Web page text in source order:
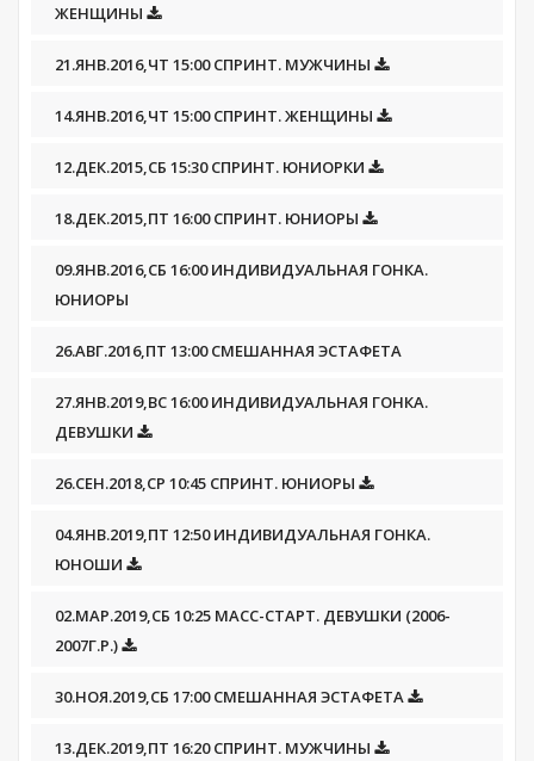
ЖЕНЩИНЫ
21.ЯНВ.2016,ЧТ 15:00 СПРИНТ. МУЖЧИНЫ
14.ЯНВ.2016,ЧТ 15:00 СПРИНТ. ЖЕНЩИНЫ
12.ДЕК.2015,СБ 15:30 СПРИНТ. ЮНИОРКИ
18.ДЕК.2015,ПТ 16:00 СПРИНТ. ЮНИОРЫ
09.ЯНВ.2016,СБ 16:00 ИНДИВИДУАЛЬНАЯ ГОНКА.
ЮНИОРЫ
26.АВГ.2016,ПТ 13:00 СМЕШАННАЯ ЭСТАФЕТА
27.ЯНВ.2019,ВС 16:00 ИНДИВИДУАЛЬНАЯ ГОНКА.
ДЕВУШКИ
26.СЕН.2018,СР 10:45 СПРИНТ. ЮНИОРЫ
04.ЯНВ.2019,ПТ 12:50 ИНДИВИДУАЛЬНАЯ ГОНКА.
ЮНОШИ
02.МАР.2019,СБ 10:25 МАСС-СТАРТ. ДЕВУШКИ (2006-
2007Г.Р.)
30.НОЯ.2019,СБ 17:00 СМЕШАННАЯ ЭСТАФЕТА
13.ДЕК.2019,ПТ 16:20 СПРИНТ. МУЖЧИНЫ